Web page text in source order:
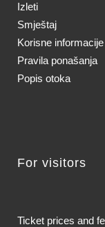
Izleti
Smještaj
Korisne informacije
Pravila ponašanja
Popis otoka
For visitors
Ticket prices and